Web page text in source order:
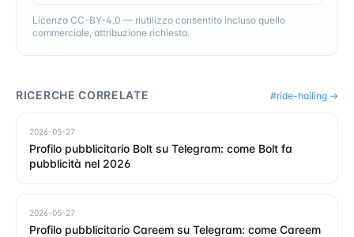
Licenza CC-BY-4.0 — riutilizzo consentito incluso quello
commerciale, attribuzione richiesta.
RICERCHE CORRELATE #ride-hailing →
2026-05-27
Profilo pubblicitario Bolt su Telegram: come Bolt fa
pubblicità nel 2026
2026-05-27
Profilo pubblicitario Careem su Telegram: come Careem